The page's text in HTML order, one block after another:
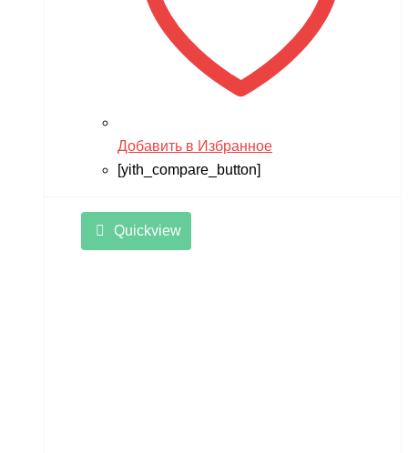
Добавить в Избранное
[yith_compare_button]
Quickview